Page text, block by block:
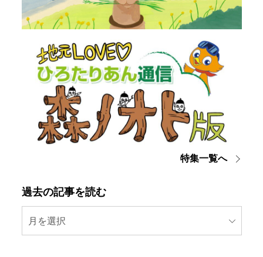
特集一覧へ
過去の記事を読む
月を選択